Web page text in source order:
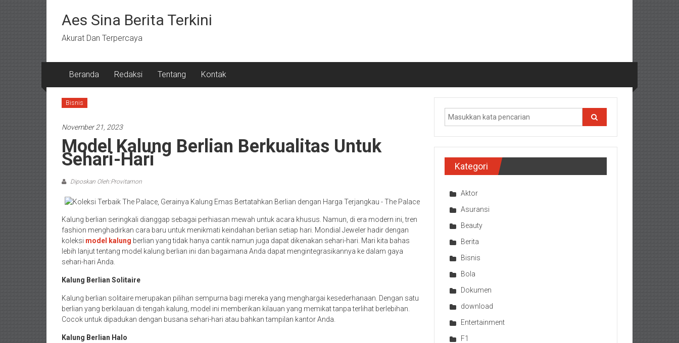
kontenAes Sina Berita Terkini
Akurat Dan Terpercaya
Beranda Redaksi Tentang Kontak
Bisnis
November 21, 2023
Model Kalung Berlian Berkualitas Untuk
Sehari-Hari
Diposkan Oleh:Provitamon
Kalung berlian seringkali dianggap sebagai perhiasan mewah untuk acara khusus. Namun, di era modern ini, tren
fashion menghadirkan cara baru untuk menikmati keindahan berlian setiap hari. Mondial Jeweler hadir dengan
koleksi model kalung berlian yang tidak hanya cantik namun juga dapat dikenakan sehari-hari. Mari kita bahas
lebih lanjut tentang model kalung berlian ini dan bagaimana Anda dapat mengintegrasikannya ke dalam gaya
sehari-hari Anda.
Kalung Berlian Solitaire
Kalung berlian solitaire merupakan pilihan sempurna bagi mereka yang menghargai kesederhanaan. Dengan satu
berlian yang berkilauan di tengah kalung, model ini memberikan kilauan yang memikat tanpa terlihat berlebihan.
Cocok untuk dipadukan dengan busana sehari-hari atau bahkan tampilan kantor Anda.
Kalung Berlian Halo
Kategori
Aktor
Asuransi
Beauty
Berita
Bisnis
Bola
Dokumen
download
Entertainment
F1